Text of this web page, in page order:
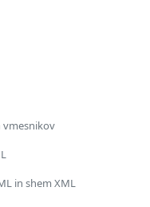
vmesnikov
in shem XML